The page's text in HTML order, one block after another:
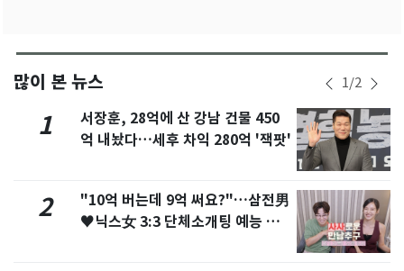
많이 본 뉴스 1/2
1
서장훈, 28억에 산 강남 건물 450
억 내놨다…세후 차익 280억 '잭팟'
2
"10억 버는데 9억 써요?"…삼전男
♥닉스女 3:3 단체소개팅 예능 화